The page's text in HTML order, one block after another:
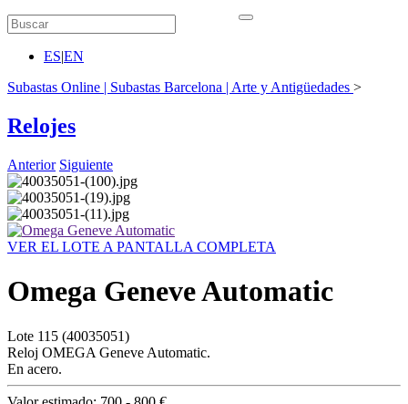
ES|EN
Subastas Online | Subastas Barcelona | Arte y Antigüedades >
Relojes
Anterior Siguiente
VER EL LOTE A PANTALLA COMPLETA
Omega Geneve Automatic
Lote 115 (40035051)
Reloj OMEGA Geneve Automatic.
En acero.